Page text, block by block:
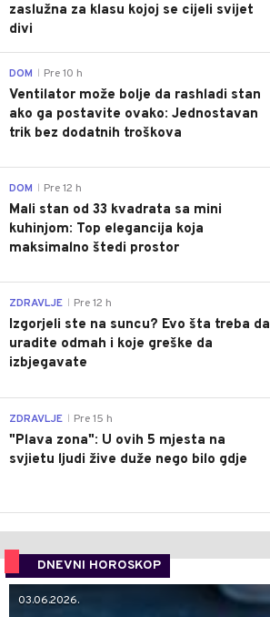
zaslužna za klasu kojoj se cijeli svijet
divi
DOM Pre 10 h
Ventilator može bolje da rashladi stan
ako ga postavite ovako: Jednostavan
trik bez dodatnih troškova
DOM Pre 12 h
Mali stan od 33 kvadrata sa mini
kuhinjom: Top elegancija koja
maksimalno štedi prostor
ZDRAVLJE Pre 12 h
Izgorjeli ste na suncu? Evo šta treba da
uradite odmah i koje greške da
izbjegavate
ZDRAVLJE Pre 15 h
"Plava zona": U ovih 5 mjesta na
svjietu ljudi žive duže nego bilo gdje
DNEVNI HOROSKOP
03.06.2026.